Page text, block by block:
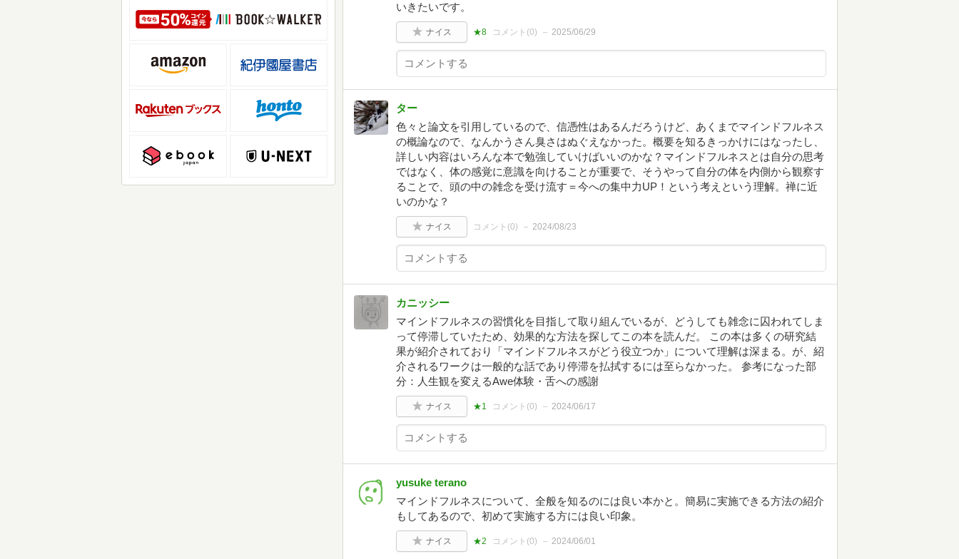
いきたいです。
ナイス ★8 コメント(0) 2025/06/29
ター
色々と論文を引用しているので、信憑性はあるんだろうけど、あくまでマインドフルネス
の概論なので、なんかうさん臭さはぬぐえなかった。概要を知るきっかけにはなったし、
詳しい内容はいろんな本で勉強していけばいいのかな？マインドフルネスとは自分の思考
ではなく、体の感覚に意識を向けることが重要で、そうやって自分の体を内側から観察す
ることで、頭の中の雑念を受け流す＝今への集中力UP！という考えという理解。禅に近
いのかな？
ナイス コメント(0) 2024/08/23
カニッシー
マインドフルネスの習慣化を目指して取り組んでいるが、どうしても雑念に囚われてしま
って停滞していたため、効果的な方法を探してこの本を読んだ。 この本は多くの研究結
果が紹介されており「マインドフルネスがどう役立つか」について理解は深まる。が、紹
介されるワークは一般的な話であり停滞を払拭するには至らなかった。 参考になった部
分：人生観を変えるAwe体験・舌への感謝
ナイス ★1 コメント(0) 2024/06/17
yusuke terano
マインドフルネスについて、全般を知るのには良い本かと。簡易に実施できる方法の紹介
もしてあるので、初めて実施する方には良い印象。
ナイス ★2 コメント(0) 2024/06/01